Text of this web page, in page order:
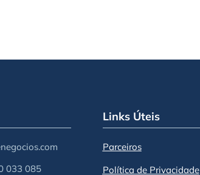
033 085
Links Úteis
Parceiros
Política de Privacidade